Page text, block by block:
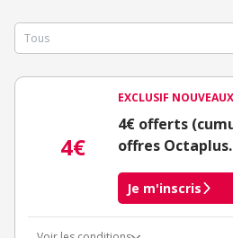
4€
EXCLUSIF
4€ offerts
offres
Je m'inscris